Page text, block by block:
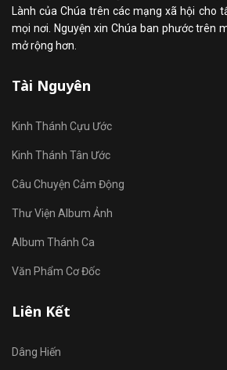
Lành của Chúa trên các mạng xã hội cho
mọi nơi. Nguyện xin Chúa ban phước trên
mở rộng hơn.
Tài Nguyên
Kinh Thánh Cựu Ước
Kinh Thánh Tân Ước
Câu Chuyện Cảm Động
Thư Viện Album Ảnh
Album Thánh Ca
Văn Phẩm Cơ Đốc
Liên Kết
Dâng Hiến